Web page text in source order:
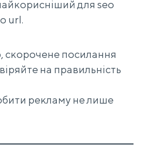
для seo
url.
скорочене посилання
на правильність
рекламу не лише